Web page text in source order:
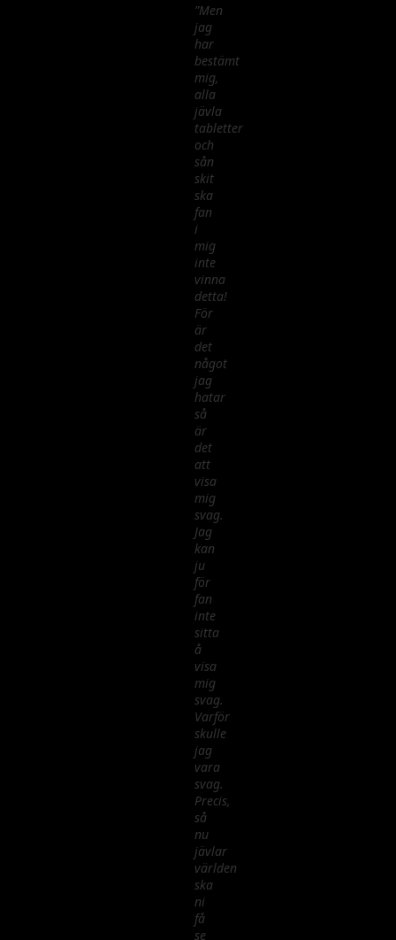
”Men
jag
har
bestämt
mig,
alla
jävla
tabletter
och
sån
skit
ska
fan
i
mig
inte
vinna
detta!
För
är
det
något
jag
hatar
så
är
det
att
visa
mig
svag.
Jag
kan
ju
för
fan
inte
sitta
å
visa
mig
svag.
Varför
skulle
jag
vara
svag.
Precis,
så
nu
jävlar
världen
ska
ni
få
se